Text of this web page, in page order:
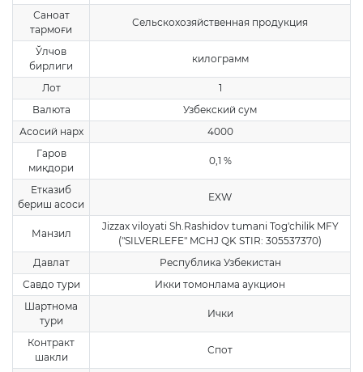
Саноат
тармоғи
Сельскохозяйственная продукция
Ўлчов
бирлиги
килограмм
Лот
1
Валюта
Узбекский сум
Асосий нарх
4000
Гаров
миқдори
0,1 %
Етказиб
бериш асоси
EXW
Манзил
Jizzax viloyati Sh.Rashidov tumani Tog'chilik MFY
("SILVERLEFE" MCHJ QK STIR: 305537370)
Давлат
Республика Узбекистан
Савдо тури
Икки томонлама аукцион
Шартнома
тури
Ички
Контракт
шакли
Спот